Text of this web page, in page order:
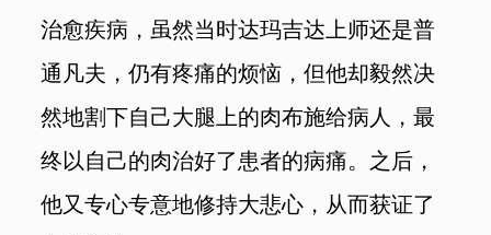
治愈疾病，虽然当时达玛吉达上师还是普
通凡夫，仍有疼痛的烦恼，但他却毅然决
然地割下自己大腿上的肉布施给病人，最
终以自己的肉治好了患者的病痛。之后，
他又专心专意地修持大悲心，从而获证了